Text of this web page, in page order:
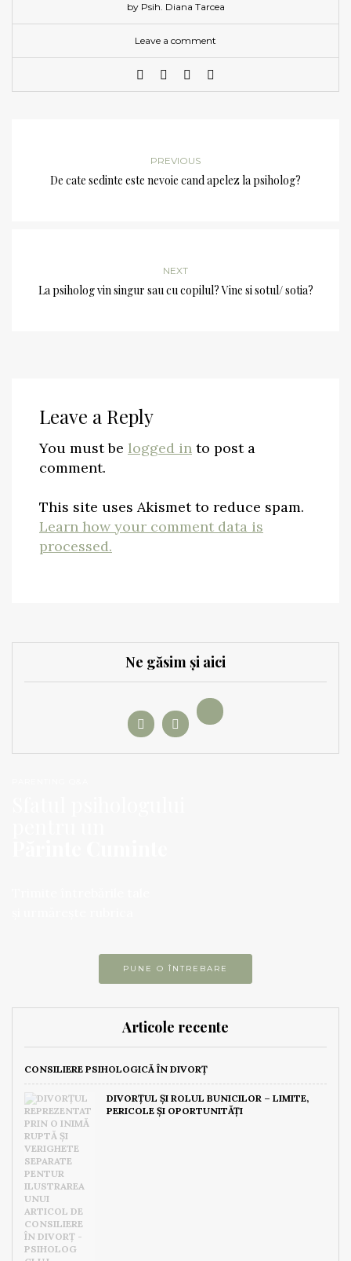
by Psih. Diana Tarcea
Leave a comment
PREVIOUS
De cate sedinte este nevoie cand apelez la psiholog?
NEXT
La psiholog vin singur sau cu copilul? Vine si sotul/ sotia?
Leave a Reply
You must be logged in to post a
comment.
This site uses Akismet to reduce spam.
Learn how your comment data is
processed.
Ne găsim și aici
PUNE O ÎNTREBARE
Articole recente
CONSILIERE PSIHOLOGICĂ ÎN DIVORȚ
DIVORȚUL ȘI ROLUL BUNICILOR – LIMITE,
PERICOLE ȘI OPORTUNITĂȚI